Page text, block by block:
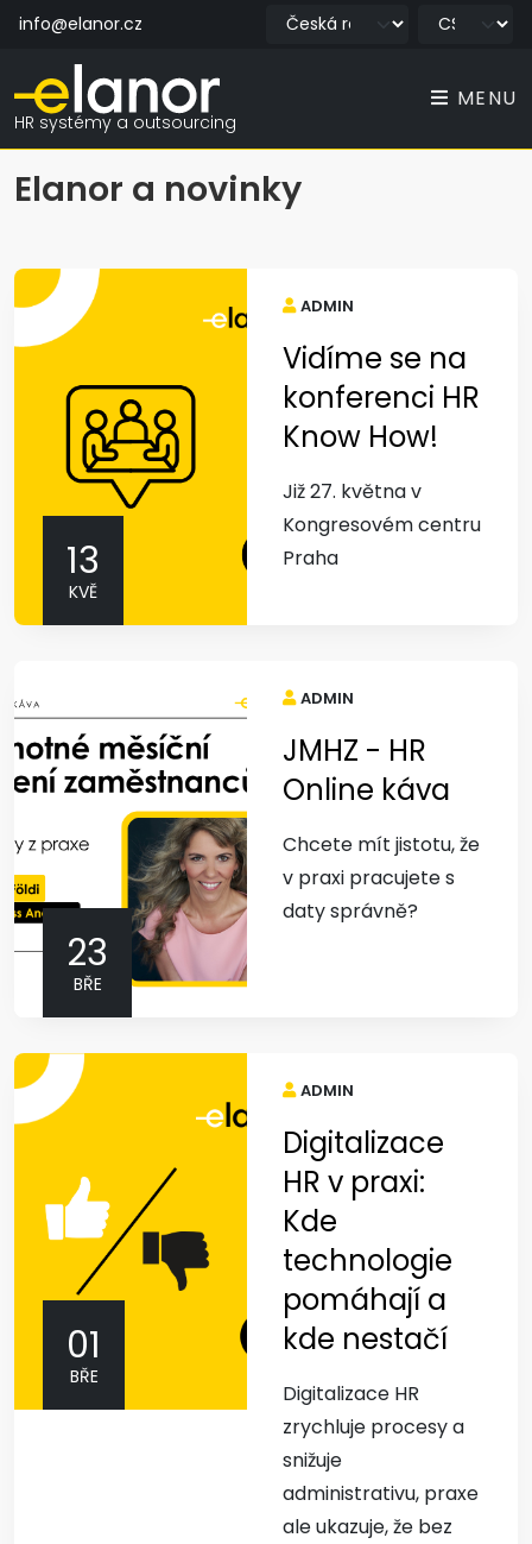
info@elanor.cz
HR systémy a outsourcing
MENU
Elanor a novinky
13
KVĚ
ADMIN
Vidíme se na
konferenci HR
Know How!
Již 27. května v
Kongresovém centru
Praha
23
BŘE
ADMIN
JMHZ - HR
Online káva
Chcete mít jistotu, že
v praxi pracujete s
daty správně?
01
BŘE
ADMIN
Digitalizace
HR v praxi:
Kde
technologie
pomáhají a
kde nestačí
Digitalizace HR
zrychluje procesy a
snižuje
administrativu, praxe
ale ukazuje, že bez